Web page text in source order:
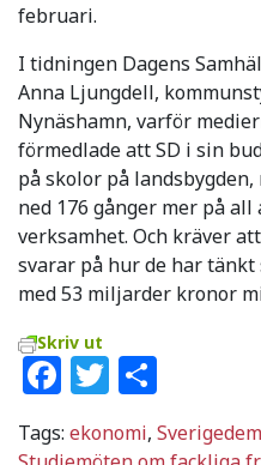
februari.
I tidningen Dagens
Anna Ljungdell,
Nynäshamn, varför
förmedlade att SD i sin
på skolor på
ned 176 gånger mer på
verksamhet. Och kräver
svarar på hur de har
med 53 miljarder kronor
Skriv ut
Facebook
Twitter
Tags: ekonomi,